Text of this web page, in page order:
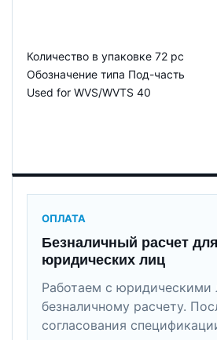
Количество в упаковке 72 pc
Обозначение типа Под-часть
Used for WVS/WVTS 40
ОПЛАТА
Безналичный расчет для
юридических лиц
Работаем с юридическими
безналичному расчету.
согласования